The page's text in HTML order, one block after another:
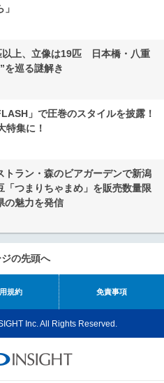
以上、立像は19匹 日本橋・八重
を巡る謎解き
」で圧巻のスタイルを披露！
特集に！
トラン・森のビアガーデンで新潟
「つまりちゃまめ」を販売数量限
の魅力を発信
の先頭へ
規約 免責事項
Inc. All Rights Reserved.